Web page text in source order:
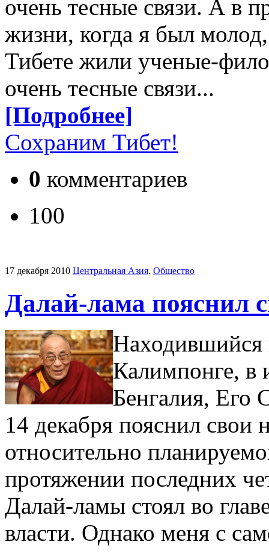
очень тесные связи. А в
жизни, когда я был
Тибете жили ученые-
очень тесные связи...
[Подробнее]
Сохраним Тибет!
0 комментариев
100
17 декабря 2010 Центральная Азия. Общество
Далай-лама пояснил
Находившийся
Калимпонге, в
Бенгалия, Его
14 декабря пояснил свои
относительно
протяжении последних
Далай-ламы стоял во
власти. Однако меня с